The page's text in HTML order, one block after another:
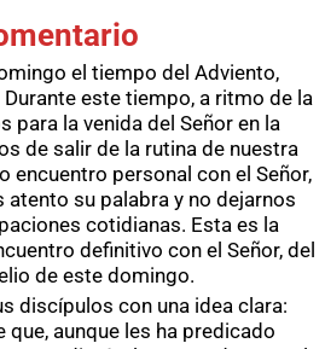
el tiempo del Adviento,
este tiempo, a ritmo de la
para la venida del Señor en la
de salir de la rutina de nuestra
encuentro personal con el Señor,
su palabra y no dejarnos
cotidianas. Esta es la
definitivo con el Señor, del
de este domingo.
discípulos con una idea clara:
que, aunque les ha predicado